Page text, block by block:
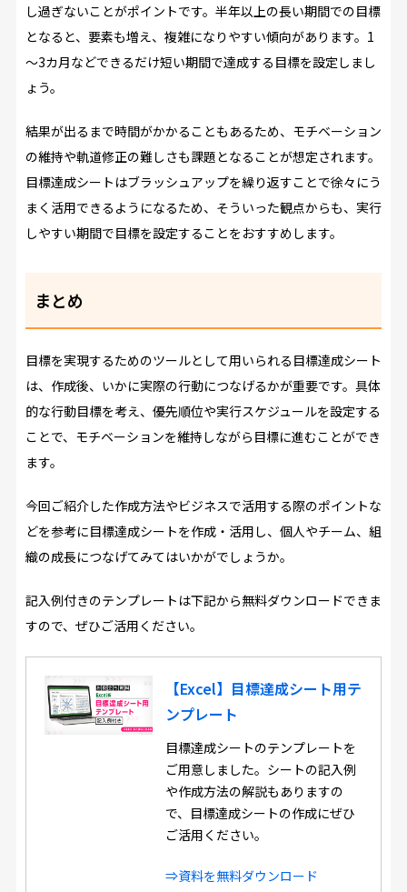
し過ぎないことがポイントです。半年以上の長い期間での目標
となると、要素も増え、複雑になりやすい傾向があります。1
～3カ月などできるだけ短い期間で達成する目標を設定しまし
ょう。
結果が出るまで時間がかかることもあるため、モチベーション
の維持や軌道修正の難しさも課題となることが想定されます。
目標達成シートはブラッシュアップを繰り返すことで徐々にう
まく活用できるようになるため、そういった観点からも、実行
しやすい期間で目標を設定することをおすすめします。
まとめ
目標を実現するためのツールとして用いられる目標達成シート
は、作成後、いかに実際の行動につなげるかが重要です。具体
的な行動目標を考え、優先順位や実行スケジュールを設定する
ことで、モチベーションを維持しながら目標に進むことができ
ます。
今回ご紹介した作成方法やビジネスで活用する際のポイントな
どを参考に目標達成シートを作成・活用し、個人やチーム、組
織の成長につなげてみてはいかがでしょうか。
記入例付きのテンプレートは下記から無料ダウンロードできま
すので、ぜひご活用ください。
【Excel】目標達成シート用テ
ンプレート
目標達成シートのテンプレートを
ご用意しました。シートの記入例
や作成方法の解説もありますの
で、目標達成シートの作成にぜひ
ご活用ください。
⇒資料を無料ダウンロード